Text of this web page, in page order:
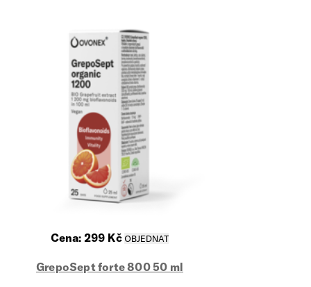
Cena: 299 Kč
GrepoSept forte 800 50 ml